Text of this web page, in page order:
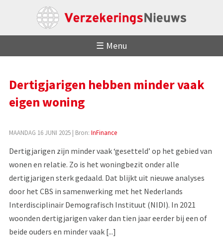
☰ Menu
Dertigjarigen hebben minder vaak
eigen woning
MAANDAG 16 JUNI 2025| Bron: InFinance
Dertigjarigen zijn minder vaak ‘gesetteld’ op het gebied van
wonen en relatie. Zo is het woningbezit onder alle
dertigjarigen sterk gedaald. Dat blijkt uit nieuwe analyses
door het CBS in samenwerking met het Nederlands
Interdisciplinair Demografisch Instituut (NIDI). In 2021
woonden dertigjarigen vaker dan tien jaar eerder bij een of
beide ouders en minder vaak [...]